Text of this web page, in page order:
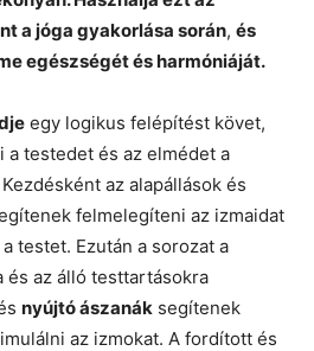
a jóga gyakorlása során, és
egészségét és harmóniáját.
egy logikus felépítést követ,
testedet és az elmédet a
az alapállások és
felmelegíteni az izmaidat
testet. Ezután a sorozat a
és az álló testtartásokra
nyújtó ászanák segítenek
az izmokat. A fordított és